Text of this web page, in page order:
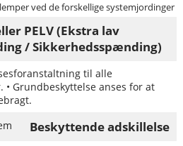
ved de forskellige systemjordinger
PELV (Ekstra lav
/ Sikkerhedsspænding)
til alle
• Grundbeskyttelse anses for at
Beskyttende adskillelse